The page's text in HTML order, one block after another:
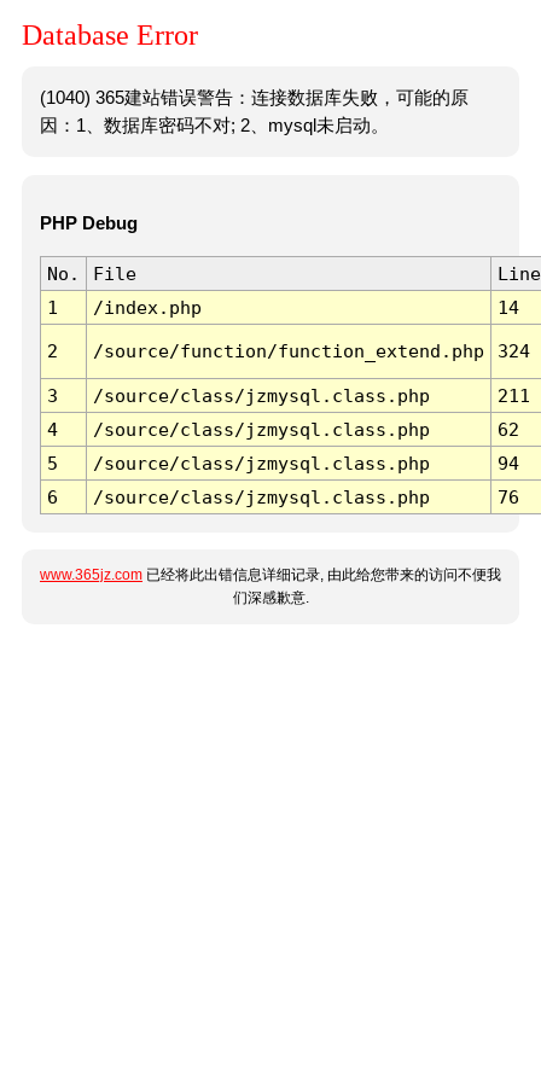
Database Error
(1040) 365建站错误警告：连接数据库失败，可能的原
因：1、数据库密码不对; 2、mysql未启动。
PHP Debug
No. File
Line
1
/index.php 14
2 /source/function/function_extend.php 324
3 /source/class/jzmysql.class.php
211
4
/source/class/jzmysql.class.php
62
5
/source/class/jzmysql.class.php
94
6
/source/class/jzmysql.class.php 76
www.365jz.com 已经将此出错信息详细记录, 由此给您带来的访问不便我
们深感歉意.